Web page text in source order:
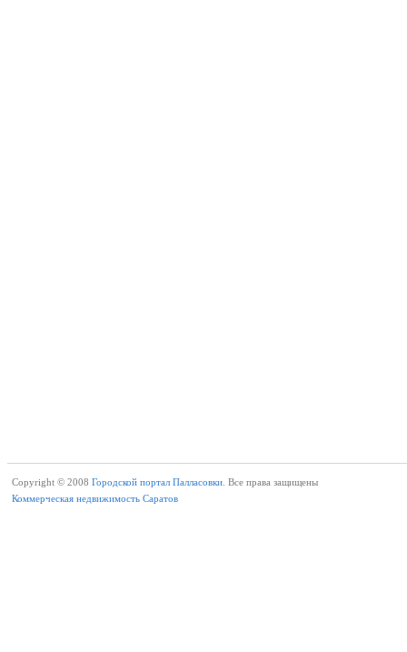
Copyright © 2008 Городской портал Палласовки. Все права защищены
Коммерческая недвижимость Саратов